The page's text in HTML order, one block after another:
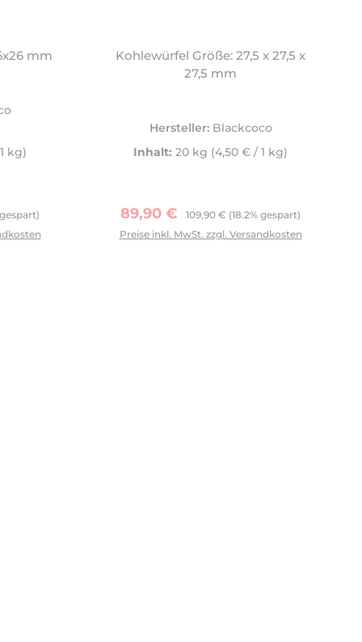
um die Anzahl zu erhöhen oder zu reduzieren.
mm
kg)
gespart)
Kohlewürfel Größe: 27,5 x 27,5 x
27,5 mm
Hersteller: Blackcoco
Inhalt: 20 kg (4,50 € / 1 kg)
Verkaufspreis:
89,90 € Regulärer Preis:
109,90 € (18.2% gespart)
Preise inkl. MwSt. zzgl. Versandkosten